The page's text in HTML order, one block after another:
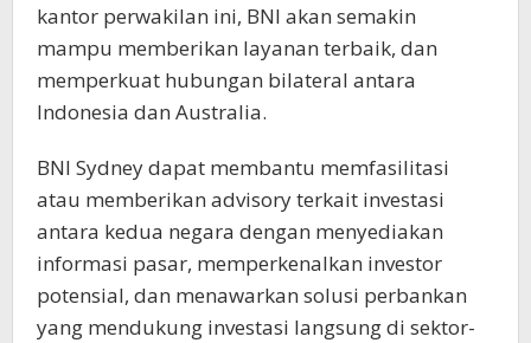
kantor perwakilan ini, BNI akan semakin
mampu memberikan layanan terbaik, dan
memperkuat hubungan bilateral antara
Indonesia dan Australia.
BNI Sydney dapat membantu memfasilitasi
atau memberikan advisory terkait investasi
antara kedua negara dengan menyediakan
informasi pasar, memperkenalkan investor
potensial, dan menawarkan solusi perbankan
yang mendukung investasi langsung di sektor-